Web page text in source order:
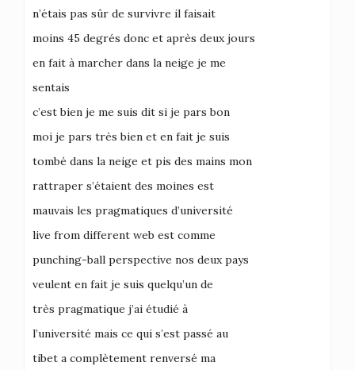
n’étais pas sûr de survivre il faisait
moins 45 degrés donc et après deux jours
en fait à marcher dans la neige je me
sentais
c’est bien je me suis dit si je pars bon
moi je pars très bien et en fait je suis
tombé dans la neige et pis des mains mon
rattraper s’étaient des moines est
mauvais les pragmatiques d’université
live from different web est comme
punching-ball perspective nos deux pays
veulent en fait je suis quelqu’un de
très pragmatique j’ai étudié à
l’université mais ce qui s’est passé au
tibet a complètement renversé ma